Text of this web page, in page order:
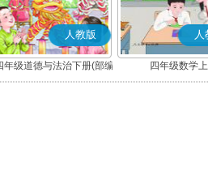
人教版
年级道德与法治下册(部编
版)
人
四年级数学